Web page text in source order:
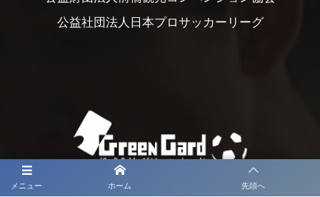
メニュー ホーム 先頭へ
公益社団法人日本プロサッカーリーグ